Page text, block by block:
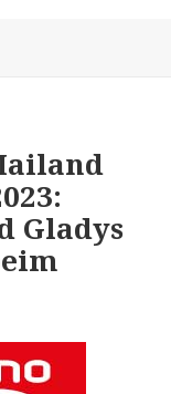
Gladys